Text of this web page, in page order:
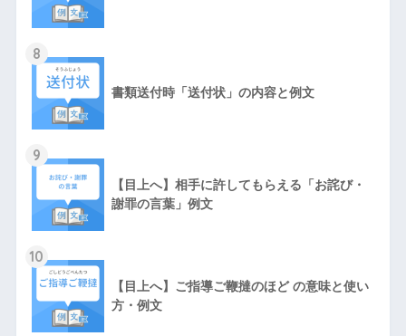
8
書類送付時「送付状」の内容と例文
9
【目上へ】相手に許してもらえる「お詫び・
謝罪の言葉」例文
10
【目上へ】ご指導ご鞭撻のほど の意味と使い
方・例文